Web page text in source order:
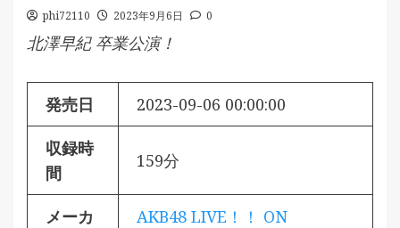
phi72110 2023年9月6日 0
北澤早紀 卒業公演！
発売日 2023-09-06 00:00:00
収録時
間
159分
メーカ
AKB48 LIVE！！ ON